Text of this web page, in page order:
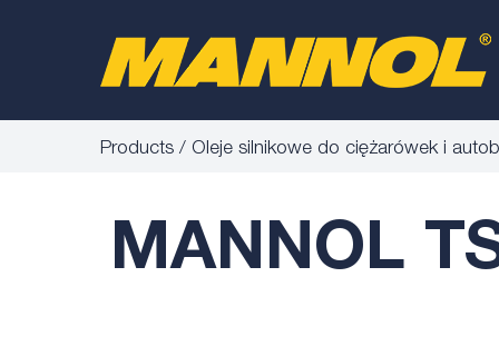
Products Oleje silnikowe do ciężarówek i
MANNOL